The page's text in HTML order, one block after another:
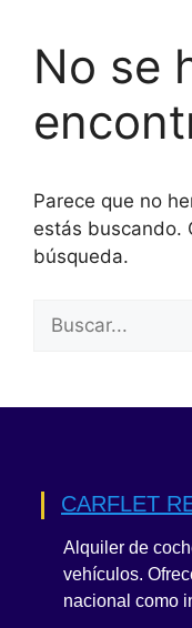
No se
Parece que no
estás buscando.
búsqueda.
CARFLET
Alquiler de
vehículos.
nacional como